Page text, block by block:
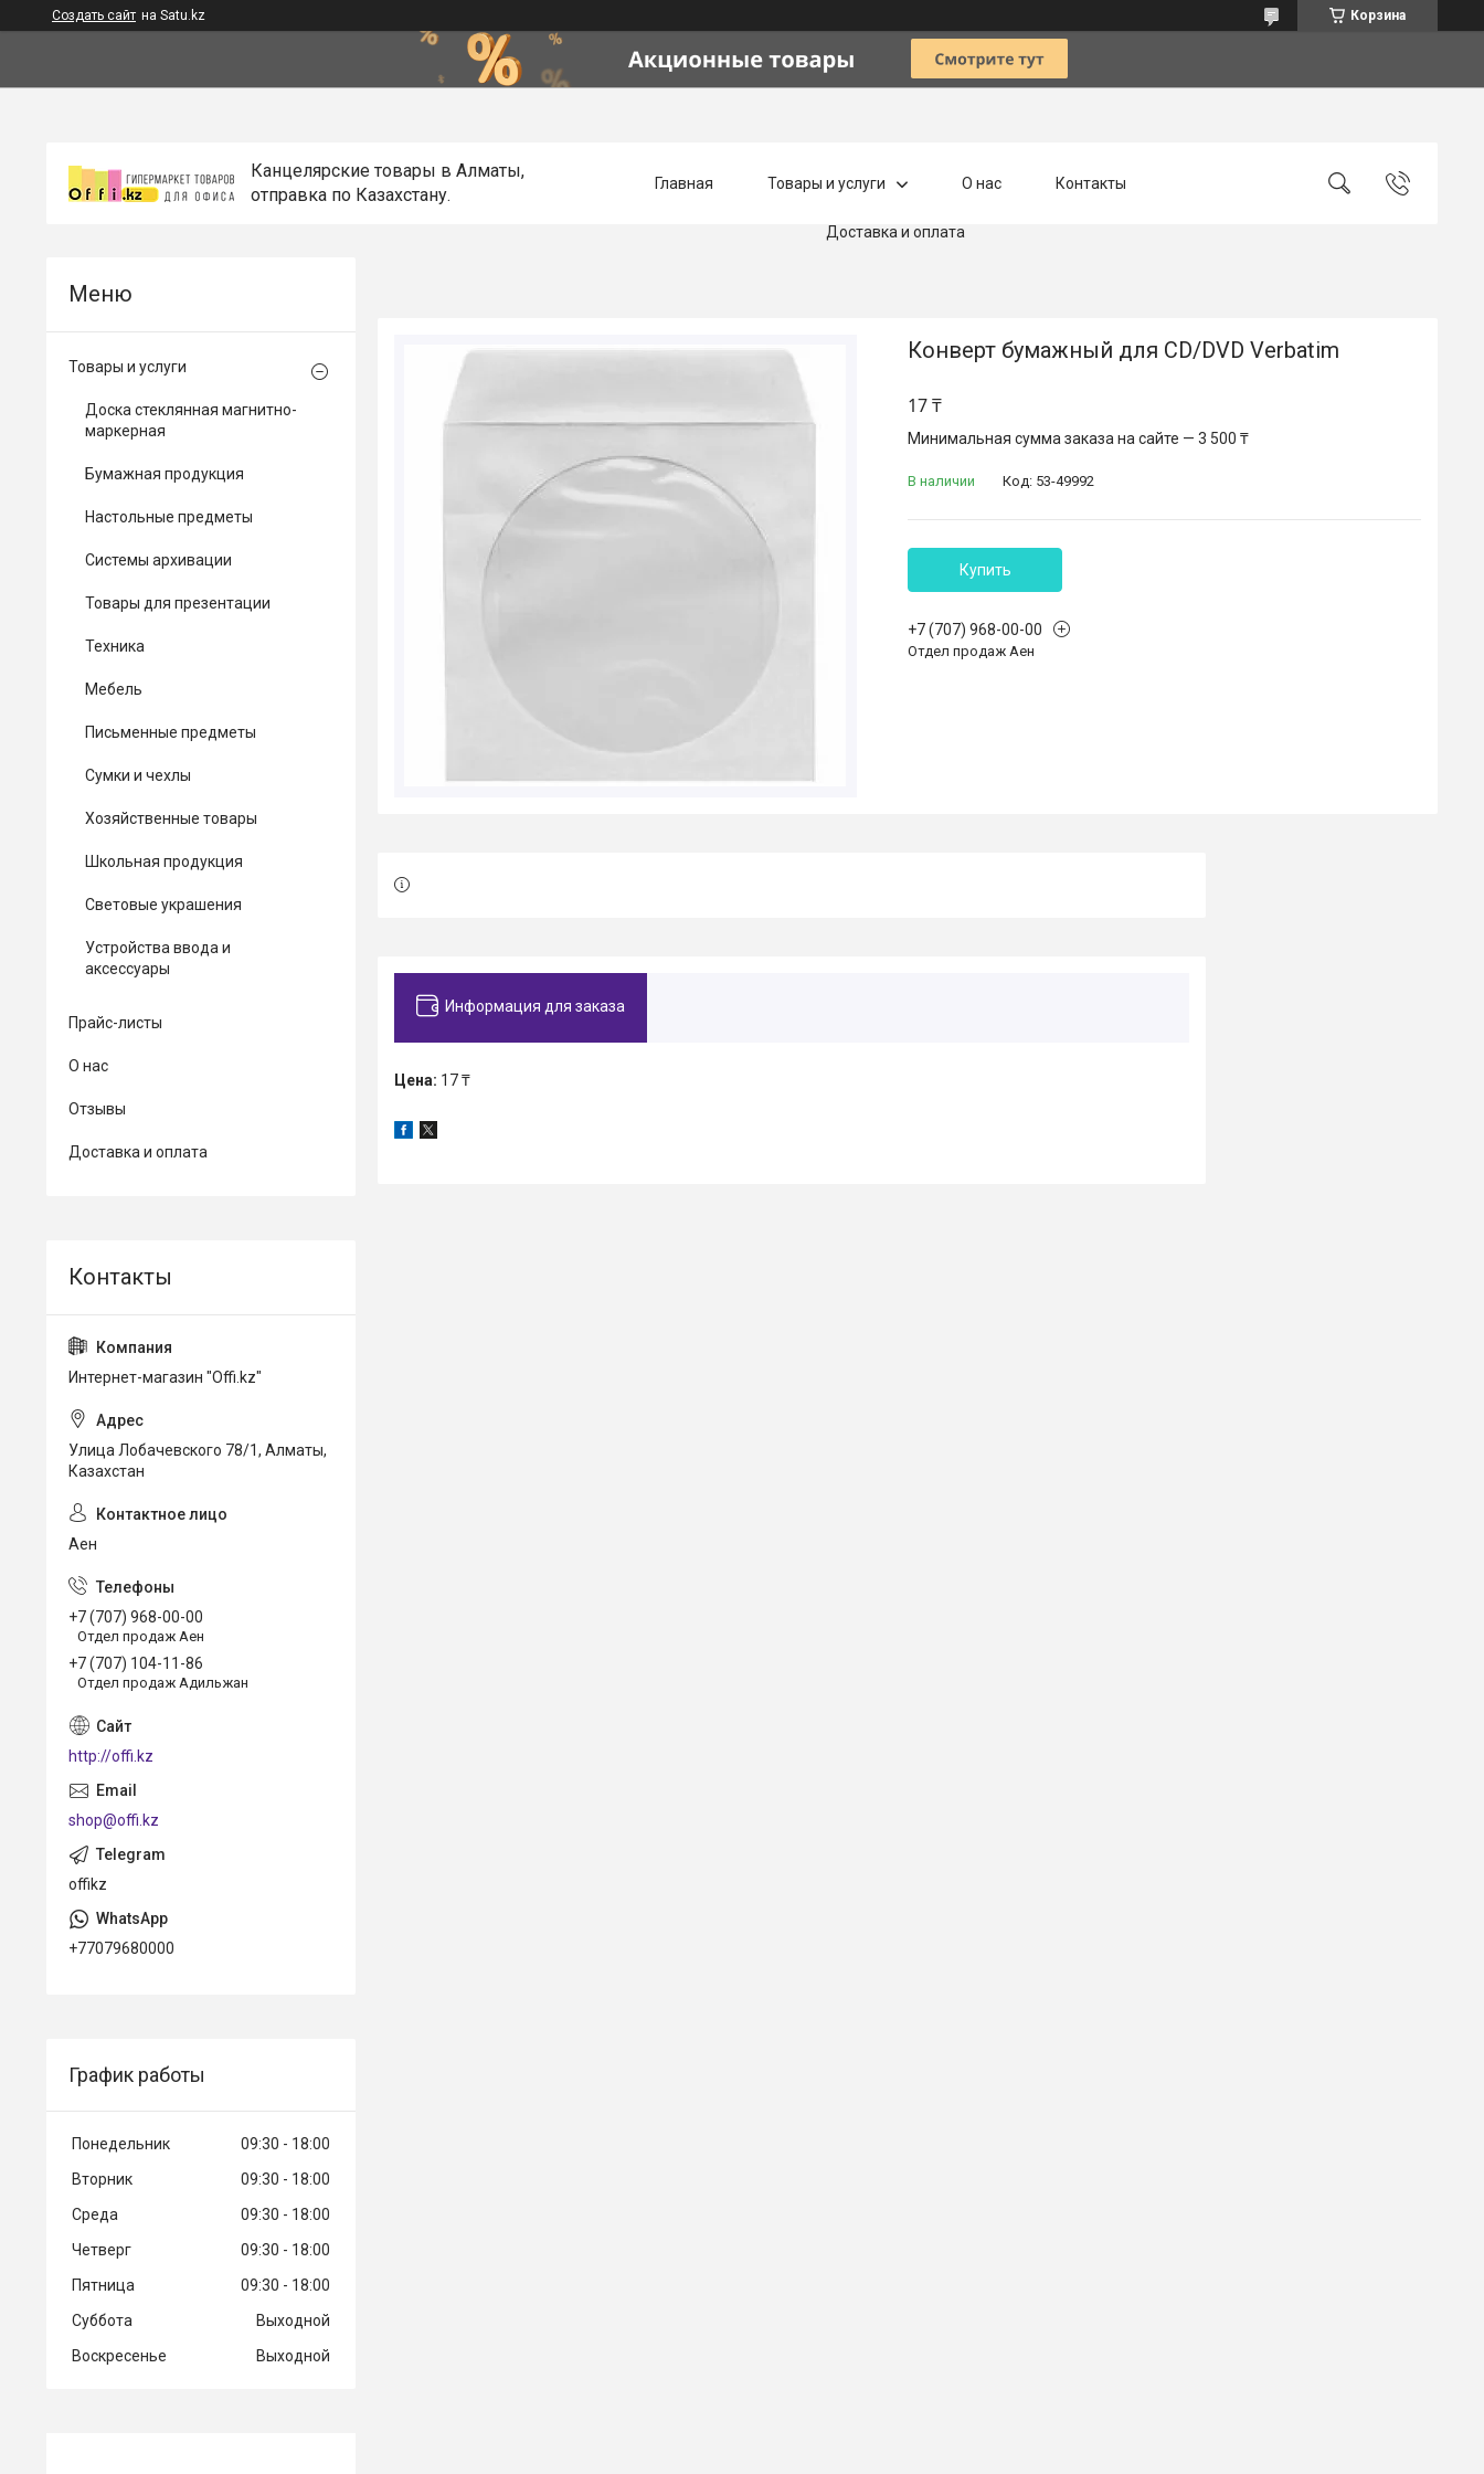
Создать сайт на Satu.kz Корзина
Канцелярские товары в Алматы,
отправка по Казахстану.
Главная Товары и услуги О нас Контакты
Доставка и оплата
Конверт бумажный для CD/DVD Verbatim
17 ₸
Минимальная сумма заказа на сайте — 3 500 ₸
В наличии Код: 53-49992
Купить
+7 (707) 968-00-00
Отдел продаж Аен
Информация для заказа
Цена: 17 ₸
Товары и услуги
Доска стеклянная магнитно-
маркерная
Бумажная продукция
Настольные предметы
Системы архивации
Товары для презентации
Техника
Мебель
Письменные предметы
Сумки и чехлы
Хозяйственные товары
Школьная продукция
Световые украшения
Устройства ввода и
аксессуары
Прайс-листы
О нас
Отзывы
Доставка и оплата
Интернет-магазин "Offi.kz"
Улица Лобачевского 78/1, Алматы,
Казахстан
Аен
+7 (707) 968-00-00
Отдел продаж Аен
+7 (707) 104-11-86
Отдел продаж Адильжан
http://offi.kz
shop@offi.kz
offikz
+77079680000
График работы
Понедельник 09:30
18:00
Вторник
09:30
18:00
Среда
09:30
18:00
Четверг
09:30
18:00
Пятница
09:30
18:00
Суббота
Выходной
Воскресенье
Выходной